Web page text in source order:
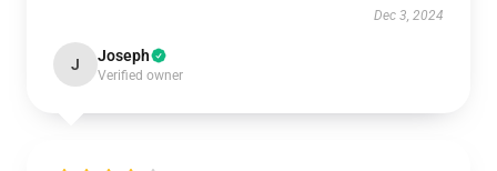
Dec 3, 2024
J Joseph
Verified owner